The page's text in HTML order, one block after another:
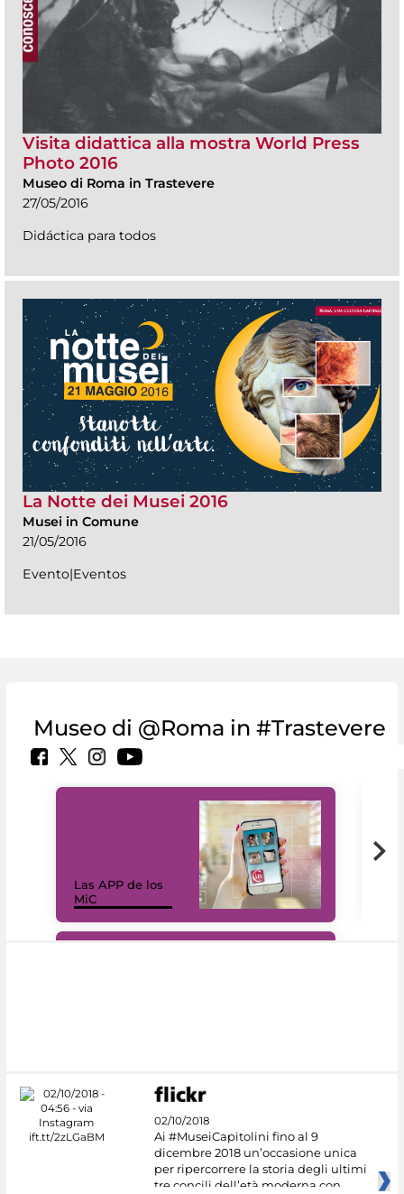
Visita didattica alla mostra World Press
Photo 2016
Museo di Roma in Trastevere
27/05/2016
Didáctica para todos
La Notte dei Musei 2016
Musei in Comune
21/05/2016
Evento|Eventos
Museo di @Roma in #Trastevere
Las APP de los
MiC
02/10/2018
Ai #MuseiCapitolini fino al 9
dicembre 2018 un’occasione unica
per ripercorrere la storia degli ultimi
tre concili dell’età moderna con